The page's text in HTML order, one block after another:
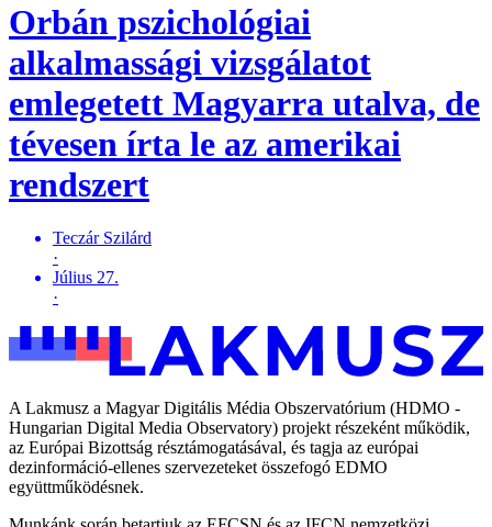
Orbán pszichológiai
alkalmassági vizsgálatot
emlegetett Magyarra utalva, de
tévesen írta le az amerikai
rendszert
Teczár Szilárd
·
Július 27.
·
A Lakmusz a Magyar Digitális Média Obszervatórium (HDMO -
Hungarian Digital Media Observatory) projekt részeként működik,
az Európai Bizottság résztámogatásával, és tagja az európai
dezinformáció-ellenes szervezeteket összefogó EDMO
együttműködésnek.